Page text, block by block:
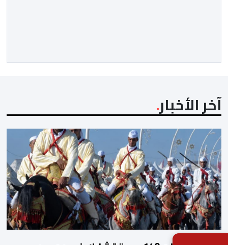
الغامبي، حيث يطمح الفريق […]
آخر الأخبار